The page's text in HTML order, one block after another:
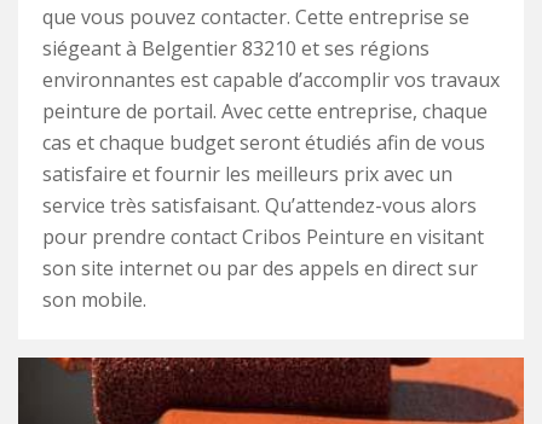
que vous pouvez contacter. Cette entreprise se
siégeant à Belgentier 83210 et ses régions
environnantes est capable d’accomplir vos travaux
peinture de portail. Avec cette entreprise, chaque
cas et chaque budget seront étudiés afin de vous
satisfaire et fournir les meilleurs prix avec un
service très satisfaisant. Qu’attendez-vous alors
pour prendre contact Cribos Peinture en visitant
son site internet ou par des appels en direct sur
son mobile.